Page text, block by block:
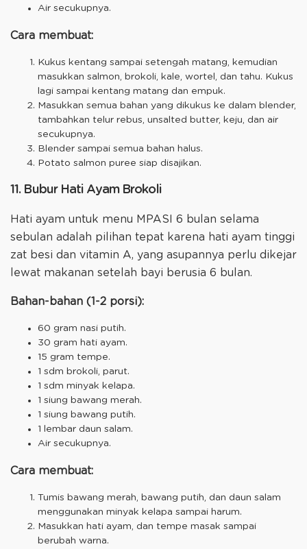
Air secukupnya.
Cara membuat:
Kukus kentang sampai setengah matang, kemudian
masukkan salmon, brokoli, kale, wortel, dan tahu. Kukus
lagi sampai kentang matang dan empuk.
Masukkan semua bahan yang dikukus ke dalam blender,
tambahkan telur rebus, unsalted butter, keju, dan air
secukupnya.
Blender sampai semua bahan halus.
Potato salmon puree siap disajikan.
11. Bubur Hati Ayam Brokoli
Hati ayam untuk menu MPASI 6 bulan selama
sebulan adalah pilihan tepat karena hati ayam tinggi
zat besi dan vitamin A, yang asupannya perlu dikejar
lewat makanan setelah bayi berusia 6 bulan.
Bahan-bahan (1-2 porsi):
60 gram nasi putih.
30 gram hati ayam.
15 gram tempe.
1 sdm brokoli, parut.
1 sdm minyak kelapa.
1 siung bawang merah.
1 siung bawang putih.
1 lembar daun salam.
Air secukupnya.
Cara membuat:
Tumis bawang merah, bawang putih, dan daun salam
menggunakan minyak kelapa sampai harum.
Masukkan hati ayam, dan tempe masak sampai
berubah warna.